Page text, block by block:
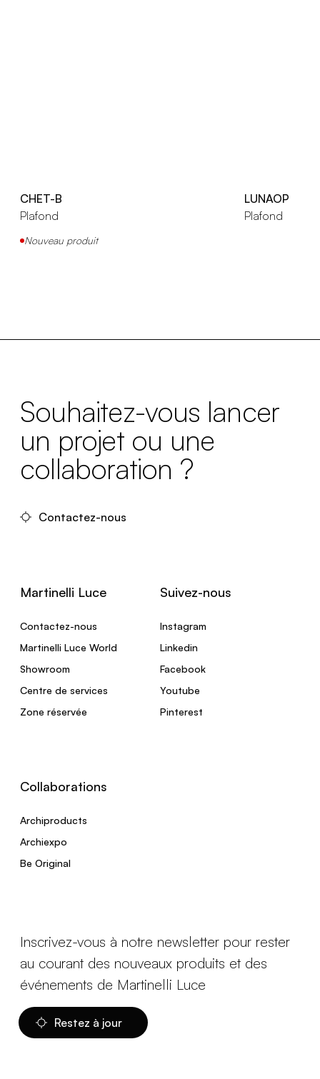
CHET-B
Plafond
Nouveau produit
LUNAOP
Plafond
Souhaitez-vous lancer
un projet ou une
collaboration ?
Contactez-nous
Martinelli Luce
Contactez-nous
Martinelli Luce World
Showroom
Centre de services
Zone réservée
Suivez-nous
Instagram
Linkedin
Facebook
Youtube
Pinterest
Collaborations
Archiproducts
Archiexpo
Be Original
Inscrivez-vous à notre newsletter pour rester
au courant des nouveaux produits et des
événements de Martinelli Luce
Restez à jour